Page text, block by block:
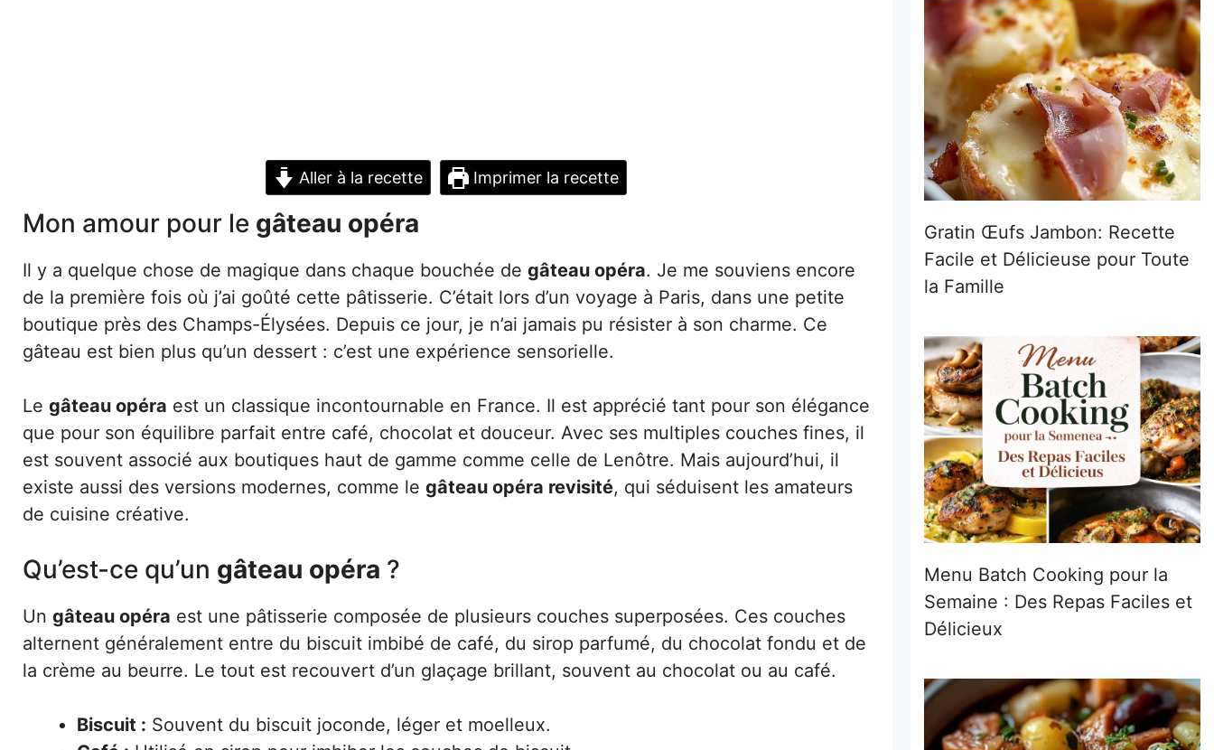
Aller à la recette Imprimer la recette
Mon amour pour le gâteau opéra
Il y a quelque chose de magique dans chaque bouchée de gâteau opéra. Je me souviens encore
de la première fois où j’ai goûté cette pâtisserie. C’était lors d’un voyage à Paris, dans une petite
boutique près des Champs-Élysées. Depuis ce jour, je n’ai jamais pu résister à son charme. Ce
gâteau est bien plus qu’un dessert : c’est une expérience sensorielle.
Le gâteau opéra est un classique incontournable en France. Il est apprécié tant pour son élégance
que pour son équilibre parfait entre café, chocolat et douceur. Avec ses multiples couches fines, il
est souvent associé aux boutiques haut de gamme comme celle de Lenôtre. Mais aujourd’hui, il
existe aussi des versions modernes, comme le gâteau opéra revisité, qui séduisent les amateurs
de cuisine créative.
Qu’est-ce qu’un gâteau opéra ?
Un gâteau opéra est une pâtisserie composée de plusieurs couches superposées. Ces couches
alternent généralement entre du biscuit imbibé de café, du sirop parfumé, du chocolat fondu et de
la crème au beurre. Le tout est recouvert d’un glaçage brillant, souvent au chocolat ou au café.
Biscuit : Souvent du biscuit joconde, léger et moelleux.
Gratin Œufs Jambon: Recette
Facile et Délicieuse pour Toute
la Famille
Menu Batch Cooking pour la
Semaine : Des Repas Faciles et
Délicieux